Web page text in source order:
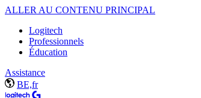
ALLER AU CONTENU PRINCIPAL
Logitech
Professionnels
Éducation
Assistance
BE,fr